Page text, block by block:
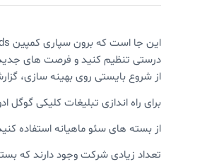
درستی تنظیم کنید و فرصت های جدید
از شروع بایستی روی بهینه سازی،
برای راه اندازی تبلیغات کلیکی گوگل
از بسته های سئو ماهیانه استفاده